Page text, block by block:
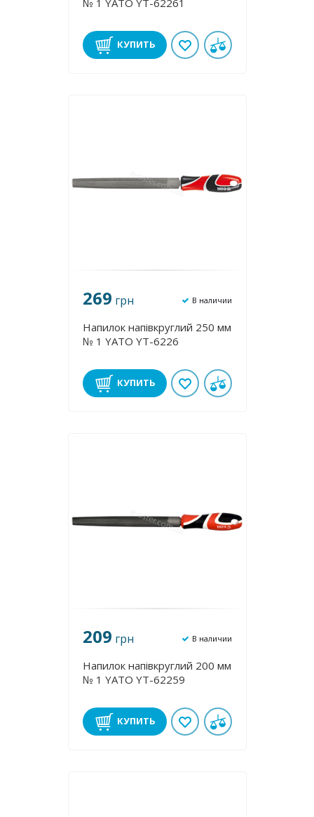
№ 1 YATO YT-62261
КУПИТЬ
269 грн В наличии
Напилок напівкруглий 250 мм
№ 1 YATO YT-6226
КУПИТЬ
209 грн В наличии
Напилок напівкруглий 200 мм
№ 1 YATO YT-62259
КУПИТЬ